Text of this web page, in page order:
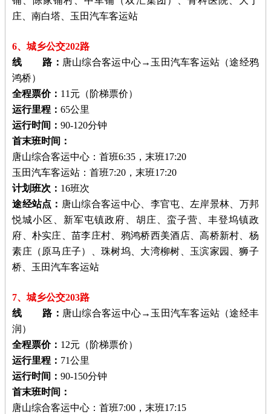
庄、南白塔、玉田汽车客运站
6、城乡公交202路
线 路： 唐山综合客运中心→玉田汽车客运站（途经鸦
鸿桥）
全程票价： 11元（阶梯票价）
运行里程：65公里
运行时间：90-120分钟
首末班时间：
唐山综合客运中心：首班6:35，末班17:20
玉田汽车客运站：首班7:20，末班17:20
计划班次： 16班次
途经站点： 唐山综合客运中心、李官屯、左岸景林、万邦
悦城小区、新军屯镇政府、胡庄、蛮子营、丰登坞镇政
府、朴实庄、苗李庄村、鸦鸿桥西美酒店、高桥新村、杨
素庄（原马庄子）、珠树坞、大湾柳树、玉滨家园、狮子
桥、玉田汽车客运站
7、城乡公交203路
线 路： 唐山综合客运中心→玉田汽车客运站（途经丰
润）
全程票价： 12元（阶梯票价）
运行里程： 71公里
运行时间：90-150分钟
首末班时间：
唐山综合客运中心：首班7:00，末班17:15